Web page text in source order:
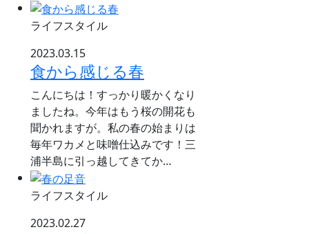
ライフスタイル
2023.03.15
食から感じる春
こんにちは！すっかり暖かくなり
ましたね。今年はもう桜の開花も
聞かれますが。私の春の始まりは
毎年ワカメと味噌仕込みです！三
浦半島に引っ越してきてか…
ライフスタイル
2023.02.27